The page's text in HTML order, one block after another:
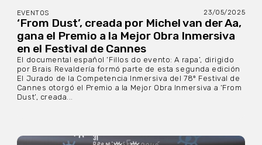
EVENTOS 23/05/2025
‘From Dust’, creada por Michel van der Aa,
gana el Premio a la Mejor Obra Inmersiva
en el Festival de Cannes
El documental español ‘Fillos do evento: A rapa’, dirigido
por Brais Revaldería formó parte de esta segunda edición
El Jurado de la Competencia Inmersiva del 78º Festival de
Cannes otorgó el Premio a la Mejor Obra Inmersiva a ‘From
Dust’, creada...